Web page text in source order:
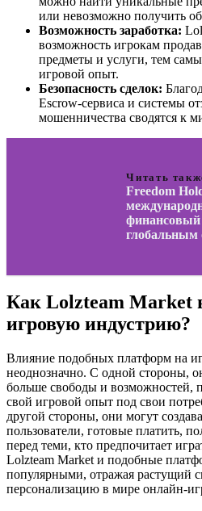
или невозможно получить
Возможность заработка:
возможность игрокам
предметы и услуги, тем
игровой опыт.
Безопасность сделок:
Escrow-сервиса и системы
мошенничества сводятся к
Читать
Freedom
финансовый
глобальным
Как Lolzteam Market
игровую индустрию?
Влияние подобных платформ на
неоднозначно. С одной стороны,
больше свободы и возможностей,
свой игровой опыт под свои
другой стороны, они могут
пользователи, готовые платить,
перед теми, кто предпочитает
Lolzteam Market и подобные
популярными, отражая растущий
персонализацию в мире онлайн-